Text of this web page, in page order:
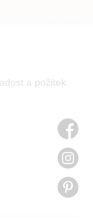
a požitek